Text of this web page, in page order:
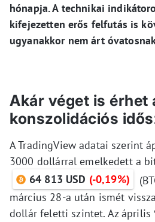
hónapja. A technikai
kifejezetten erős felfutás is
ugyanakkor nem árt
Akár véget is érhet
konszolidációs
A TradingView adatai szerint
3000 dollárral emelkedett a
64 813 USD (-0,19%)
március 28-a után ismét
dollár feletti szintet. Az